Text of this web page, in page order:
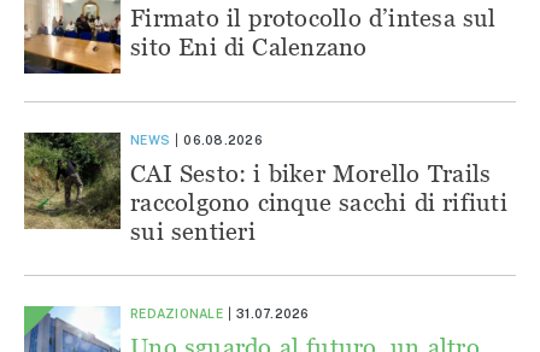
Firmato il protocollo d’intesa sul
sito Eni di Calenzano
NEWS 06.08.2026
CAI Sesto: i biker Morello Trails
raccolgono cinque sacchi di rifiuti
sui sentieri
REDAZIONALE 31.07.2026
Uno sguardo al futuro, un altro